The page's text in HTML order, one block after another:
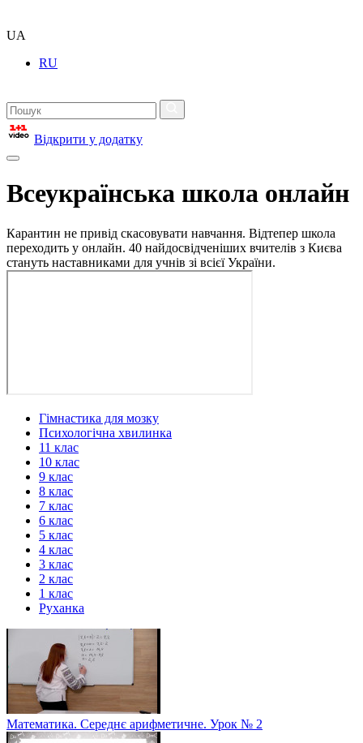
UA
RU
Відкрити у додатку
Всеукраїнська школа онлайн
Карантин не привід скасовувати навчання. Відтепер школа
переходить у онлайн. 40 найдосвідченіших вчителів з Києва
стануть наставниками для учнів зі всієї України.
Гімнастика для мозку
Психологічна хвилинка
11 клас
10 клас
9 клас
8 клас
7 клас
6 клас
5 клас
4 клас
3 клас
2 клас
1 клас
Руханка
Математика. Середнє арифметичне. Урок № 2